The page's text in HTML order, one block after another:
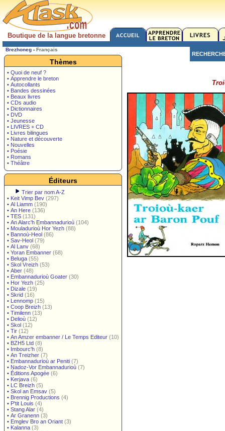
Boutique de la langue bretonne
Brezhoneg - Français
Thèmes
• Quoi de neuf ?
• Apprendre le breton
• Autocollants
• Bandes dessinées
• Beaux livres
• CDs audio
• Dictionnaires
• DVD
• Jeunesse
• LIVRES + CD
• Livres bilingues
• Nature et découverte
• Nouvelles
• Poésie
• Romans
• Théâtre
Éditeurs
Trier par nom A-Z
• Keit Vimp Bev (297)
• Al Liamm (190)
• An Here (136)
• TES (131)
• An Alarc'h Embannadurioù (104)
• Mouladurioù Hor Yezh (88)
• Bannoù-Heol (86)
• Sav-Heol (79)
• Al Lanv (68)
• Yoran Embanner (68)
• Beluga (55)
• Skol Vreizh (53)
• Aber (48)
• Embannadurioù Goater (30)
• Hor Yezh (25)
• Dizale (19)
• Skrid (16)
• Lennomp (15)
• Coop Breizh (13)
• Timilenn (13)
• Delioù (12)
• Skol (12)
• Tir (12)
• An Amzer embanner / Le Temps Editeur (10)
• BZH5 Ltd (8)
• Imbourc'h (8)
• An Treizher (7)
• Embannadurioù ar Peniti (7)
• Nadoz-Vor Embannadurioù (7)
• Éditions Apogée (6)
• Kerjava (6)
• LC Breizh (5)
• Skol an Emsav (5)
• Brennig Productions (4)
• P'tit Louis (4)
• Stang Alar (4)
• Ar Granenn (3)
• Emglev Bro an Oriant (3)
• Kalanna (3)